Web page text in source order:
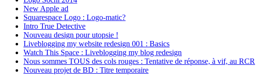
New Apple ad
Squarespace Logo : Logo-matic?
Intro True Detective
Nouveau design pour utopsie !
Liveblogging my website redesign 001 : Basics
Watch This Space : Liveblogging my blog redesign
Nous sommes TOUS des cols rouges : Tentative de réponse, à vif, au RCR
Nouveau projet de BD : Titre temporaire